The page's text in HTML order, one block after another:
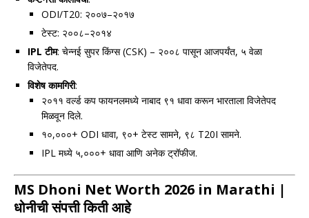
ODI/T20: २००७–२०१७
टेस्ट: २००८–२०१४
IPL टीम: चेन्नई सुपर किंग्स (CSK) – २००८ पासून आजपर्यंत, ५ वेळा
विजेतेपद.
विशेष कामगिरी:
२०११ वर्ल्ड कप फायनलमध्ये नाबाद ९१ धावा करून भारताला विजेतेपद
मिळवून दिले.
१०,०००+ ODI धावा, ९०+ टेस्ट सामने, ९८ T20I सामने.
IPL मध्ये ५,०००+ धावा आणि अनेक ट्रॉफीज.
MS Dhoni Net Worth 2026 in Marathi |
धोनीची संपत्ती किती आहे